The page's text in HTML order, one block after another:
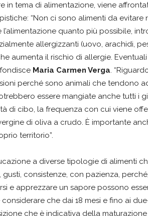
in tema di alimentazione, viene
“Non ci sono alimenti da
l’alimentazione quanto più possibile,
allergizzanti (uovo, arachidi,
aumenta il rischio di allergie.
Maria Carmen Verga.
perché sono animali che tendono
essere mangiate anche tutti i
di cibo, la frequenza con cui viene
di oliva a crudo. È importante
territorio”.
a diverse tipologie di alimenti
gusti, consistenze, con pazienza,
e apprezzare un sapore possono
che dai 18 mesi e fino ai
che è indicativa della